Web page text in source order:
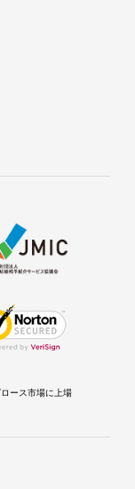
ース市場に上場